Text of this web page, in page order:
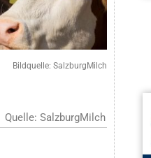
Bildquelle: SalzburgMilch
Quelle: SalzburgMilch